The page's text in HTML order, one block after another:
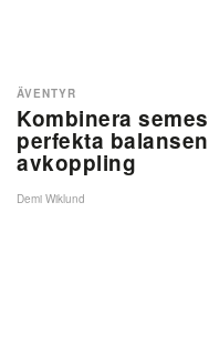
Kombinera
perfekta
avkoppling
ÄVENTYR
Demi Wiklund